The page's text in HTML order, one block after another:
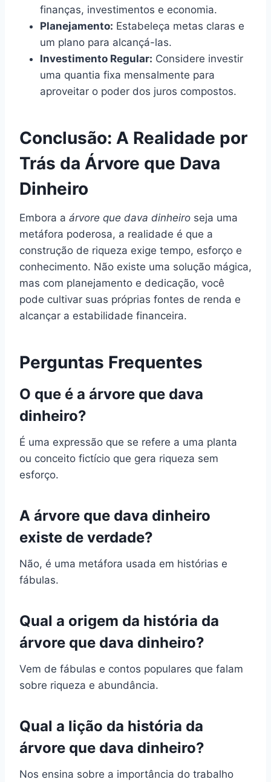
finanças, investimentos e economia.
Planejamento: Estabeleça metas claras e
um plano para alcançá-las.
Investimento Regular: Considere investir
uma quantia fixa mensalmente para
aproveitar o poder dos juros compostos.
Conclusão: A Realidade por
Trás da Árvore que Dava
Dinheiro
Embora a árvore que dava dinheiro seja uma
metáfora poderosa, a realidade é que a
construção de riqueza exige tempo, esforço e
conhecimento. Não existe uma solução mágica,
mas com planejamento e dedicação, você
pode cultivar suas próprias fontes de renda e
alcançar a estabilidade financeira.
Perguntas Frequentes
O que é a árvore que dava
dinheiro?
É uma expressão que se refere a uma planta
ou conceito fictício que gera riqueza sem
esforço.
A árvore que dava dinheiro
existe de verdade?
Não, é uma metáfora usada em histórias e
fábulas.
Qual a origem da história da
árvore que dava dinheiro?
Vem de fábulas e contos populares que falam
sobre riqueza e abundância.
Qual a lição da história da
árvore que dava dinheiro?
Nos ensina sobre a importância do trabalho